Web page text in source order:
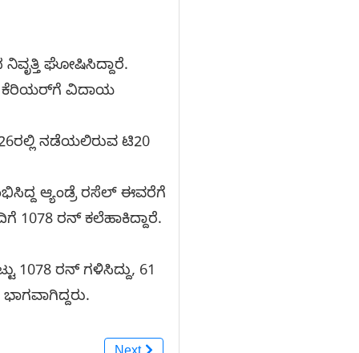
ಘೋಷಿಸಿದ್ದಾರೆ.
ಕೆರಿಯರ್​ಗೆ ವಿದಾಯ
ನಡೆಯಲಿರುವ ಟಿ20
ಆ್ಯಂಡ್ರೆ ರಸೆಲ್ ಈವರೆಗೆ
1078 ರನ್ ಕಲೆಹಾಕಿದ್ದಾರೆ.
1078 ರನ್ ಗಳಿಸಿದ್ದು, 61